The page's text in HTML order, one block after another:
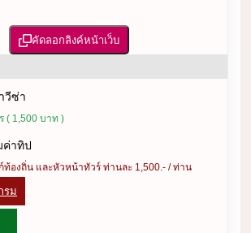
คัดลอกลิงค์หน้าเว็บ
วีซ่า
( 1,500 บาท )
ค่าทิป
องถิ่น และหัวหน้าทัวร์ ท่านละ 1,500.- / ท่าน
รม